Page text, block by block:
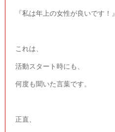
『私は年上の女性が良いです！』
これは、
活動スタート時にも、
何度も聞いた言葉です。
正直、